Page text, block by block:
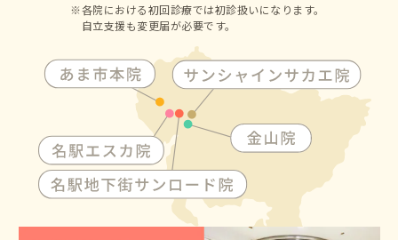
各院における初回診療では初診扱いになります。
自立支援も変更届が必要です。